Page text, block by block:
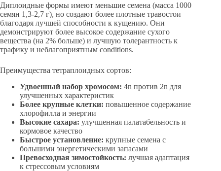
Диплоидные формы имеют меньшие семена (масса 1000
семян 1,3-2,7 г), но создают более плотные травостои
благодаря лучшей способности к кущению. Они
демонстрируют более высокое содержание сухого
вещества (на 2% больше) и лучшую толерантность к
трафику и неблагоприятным conditions.
Преимущества тетраплоидных сортов:
Удвоенный набор хромосом: 4n против 2n для
улучшенных характеристик
Более крупные клетки: повышенное содержание
хлорофилла и энергии
Высокие сахара: улучшенная палатабельность и
кормовое качество
Быстрое установление: крупные семена с
большими энергетическими запасами
Превосходная зимостойкость: лучшая адаптация
к стрессовым условиям